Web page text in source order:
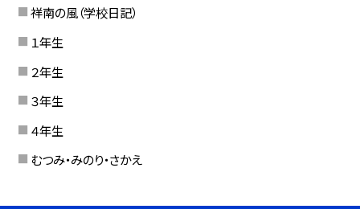
祥南の風（学校日記）
１年生
２年生
３年生
４年生
むつみ・みのり・さかえ